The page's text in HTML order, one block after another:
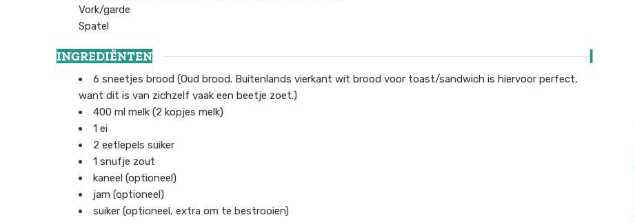
Vork/garde
Spatel
INGREDIËNTEN
6 sneetjes brood (Oud brood. Buitenlands vierkant wit brood voor toast/sandwich is hiervoor perfect,
want dit is van zichzelf vaak een beetje zoet.)
400 ml melk (2 kopjes melk)
1 ei
2 eetlepels suiker
1 snufje zout
kaneel (optioneel)
jam (optioneel)
suiker (optioneel, extra om te bestrooien)